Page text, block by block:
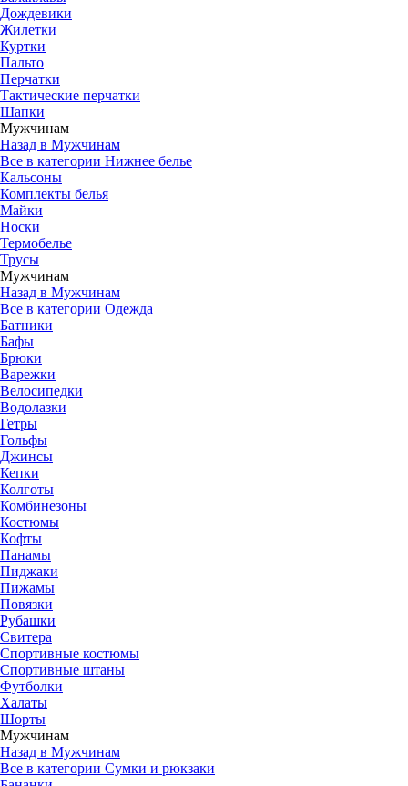
Дождевики
Жилетки
Куртки
Пальто
Перчатки
Тактические перчатки
Шапки
Мужчинам
Назад в Мужчинам
Все в категории Нижнее белье
Кальсоны
Комплекты белья
Майки
Носки
Термобелье
Трусы
Мужчинам
Назад в Мужчинам
Все в категории Одежда
Батники
Бафы
Брюки
Варежки
Велосипедки
Водолазки
Гетры
Гольфы
Джинсы
Кепки
Колготы
Комбинезоны
Костюмы
Кофты
Панамы
Пиджаки
Пижамы
Повязки
Рубашки
Свитера
Спортивные костюмы
Спортивные штаны
Футболки
Халаты
Шорты
Мужчинам
Назад в Мужчинам
Все в категории Сумки и рюкзаки